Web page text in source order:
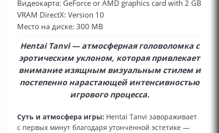
Видеокарта: GeForce or AMD graphics card with 2 GB
VRAM DirectX: Version 10
Место на диске: 300 MB
Hentai Tanvi — атмосферная головоломка с
эротическим уклоном, которая привлекает
внимание изящным визуальным стилем и
постепенно нарастающей интенсивностью
игрового процесса.
Суть и атмосфера игры: Hentai Tanvi завораживает
с первых минут благодаря утончённой эстетике —